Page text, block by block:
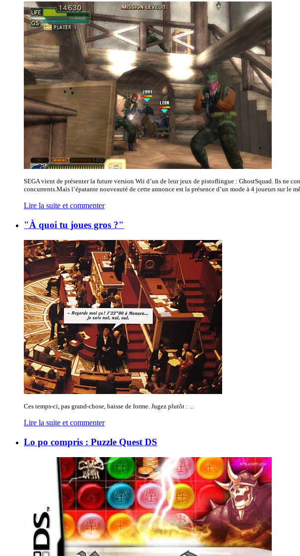
SEGA vient de présenter la future version Wii d’un de leur jeux de pistoflingue : GhostSquad. Ils ne
concurrents.Mais l’épatante nouveauté de cette annonce est la présence d’un mode à 4 joueurs sur le
Lire la suite et commenter
"À quoi tu joues gros ?"
Ces temps-ci, pas grand-chose, baisse de forme. Jugez plutôt : ...
Lire la suite et commenter
Lo po compris : Puzzle Quest DS